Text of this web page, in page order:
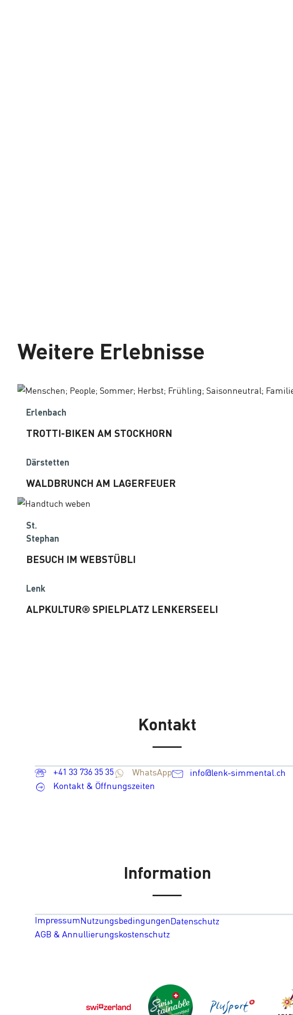
Weitere Erlebnisse
Erlenbach
TROTTI-BIKEN AM STOCKHORN
Därstetten
WALDBRUNCH AM LAGERFEUER
St.
Stephan
BESUCH IM WEBSTÜBLI
Lenk
ALPKULTUR® SPIELPLATZ LENKERSEELI
Kontakt
+41 33 736 35 35 WhatsApp
info@lenk-simmental.ch
Kontakt & Öffnungszeiten
Information
ImpressumNutzungsbedingungenDatenschutz
AGB & Annullierungskostenschutz